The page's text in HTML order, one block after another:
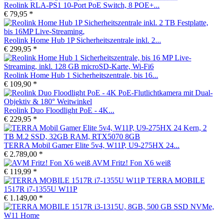
Reolink RLA-PS1 10-Port PoE Switch, 8 POE+...
€ 79,95 *
Reolink Home Hub 1P Sicherheitszentrale inkl. 2...
€ 299,95 *
Reolink Home Hub 1 Sicherheitszentrale, bis 16...
€ 109,90 *
Reolink Duo Floodlight PoE - 4K...
€ 229,95 *
TERRA Mobil Gamer Elite 5v4, W11P, U9-275HX 24...
€ 2.789,00 *
AVM Fritz! Fon X6 weiß
€ 119,99 *
TERRA MOBILE
1517R i7-1355U W11P
€ 1.149,00 *